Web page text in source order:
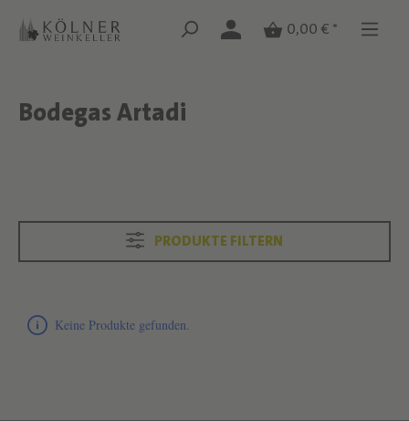
Zum Hauptinhalt springen
Zum Hauptinhalt springen
0,00 € *
Text überspringen
Bodegas Artadi
Text überspringen
PRODUKTE FILTERN
Keine Produkte gefunden.